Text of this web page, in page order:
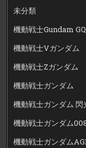
未分類
機動戦士Gundam
機動戦士Vガンダム
機動戦士Zガンダム
機動戦士ガンダム
機動戦士ガンダム 閃
機動戦士ガンダム
機動戦士ガンダム